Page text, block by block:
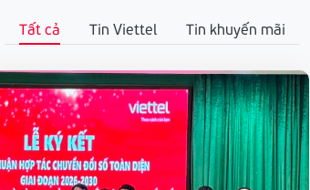
Tất cả Tin Viettel Tin khuyến mãi